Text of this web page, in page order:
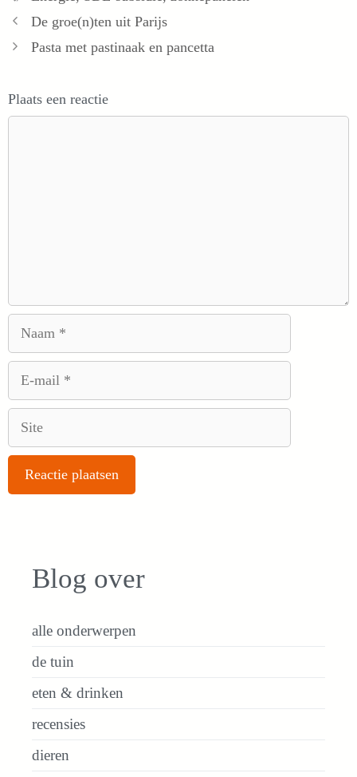
De groe(n)ten uit Parijs
Pasta met pastinaak en pancetta
Plaats een reactie
Blog over
alle onderwerpen
de tuin
eten & drinken
recensies
dieren